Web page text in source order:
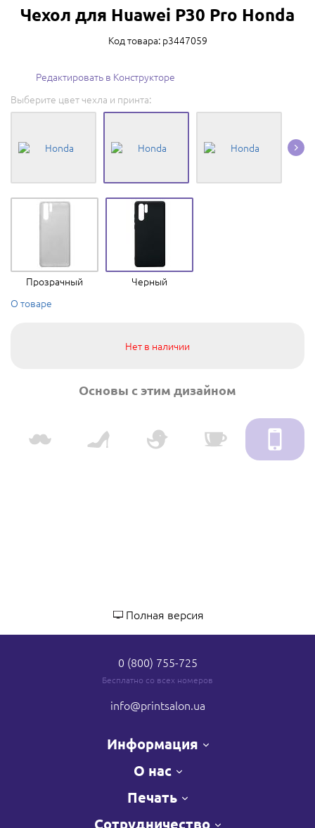
Чехол для Huawei P30 Pro Honda
Код товара: p3447059
Редактировать в Конструкторе
Выберите цвет чехла и принта:
Прозрачный
Черный
О товаре
Нет в наличии
Основы с этим дизайном
Полная версия
0 (800) 755-725
Бесплатно со всех номеров
info@printsalon.ua
Информация
О нас
Печать
Сотрудничество